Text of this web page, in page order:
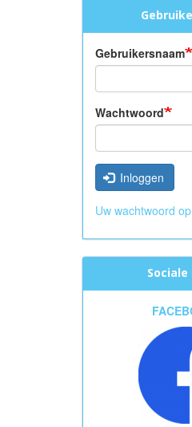
Gebruikersnaam
Wachtwoord
Inloggen
Uw wachtwoord
Sociale